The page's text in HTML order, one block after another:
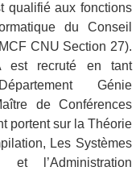
qualifié aux fonctions
du Conseil
CNU Section 27).
est recruté en tant
Génie
de Conférences
portent sur la Théorie
Les Systèmes
et l’Administration